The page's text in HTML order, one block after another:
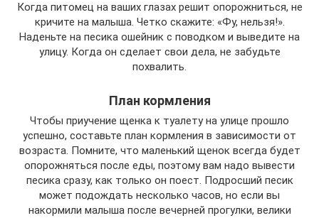
Когда питомец на ваших глазах решит опорожниться, не
кричите на малыша. Четко скажите: «Фу, нельзя!».
Наденьте на песика ошейник с поводком и выведите на
улицу. Когда он сделает свои дела, не забудьте
похвалить.
План кормления
Чтобы приучение щенка к туалету на улице прошло
успешно, составьте план кормления в зависимости от
возраста. Помните, что маленький щенок всегда будет
опорожняться после еды, поэтому вам надо вывести
песика сразу, как только он поест. Подросший песик
может подождать несколько часов, но если вы
накормили малыша после вечерней прогулки, велики